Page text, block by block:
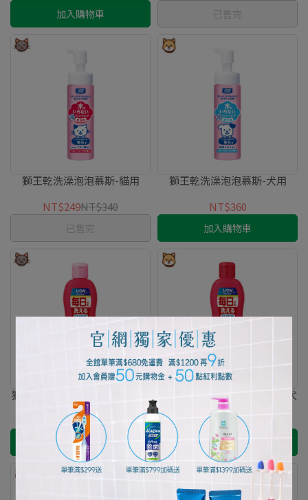
加入購物車 已售完
獅王乾洗澡泡泡慕斯-貓用
NT$249NT$340
已售完
獅王乾洗澡泡泡慕斯-犬用
NT$360
加入購物車
獅王每日洗蘋果蜜保濕沐浴精-
愛貓用
NT$410
加入購物車
獅王每日洗清潔潤絲二合一-犬
用
NT$370
加入購物車